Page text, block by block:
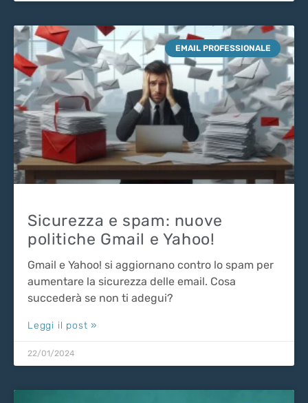
EMAIL PROFESSIONALE
Sicurezza e spam: nuove
politiche Gmail e Yahoo!
Gmail e Yahoo! si aggiornano contro lo spam per
aumentare la sicurezza delle email. Cosa
succederà se non ti adegui?
Leggi il post »
22/01/2024